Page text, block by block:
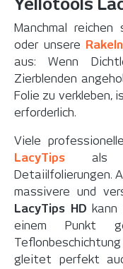
Manchmal
oder unsere Rakeln
aus: Wenn
Zierblenden
Folie zu verkleben,
erforderlich.
Viele
LacyTips als
Detaiilfolierungen.
massivere und
LacyTips HD
einem Punkt
gleitet perfekt